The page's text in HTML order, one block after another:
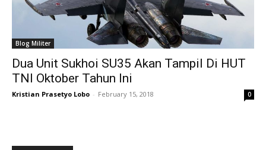
Blog Militer
Dua Unit Sukhoi SU35 Akan Tampil Di HUT
TNI Oktober Tahun Ini
Kristian Prasetyo Lobo - February 15, 2018 0